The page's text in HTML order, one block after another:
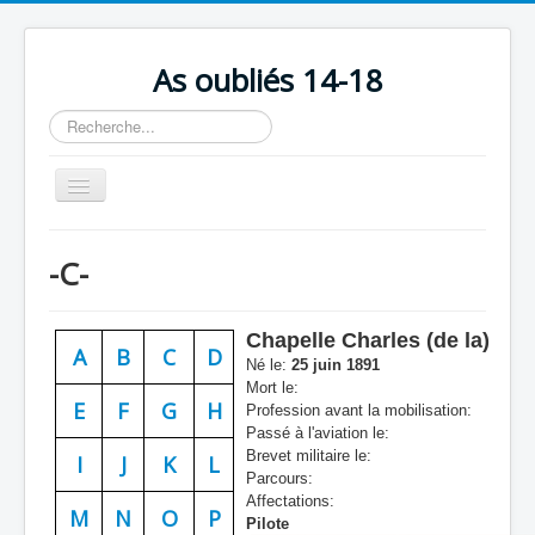
As oubliés 14-18
Rechercher
Basculer
la
Chronologie
Escadrilles
Organisation
Avions
Formation
Doctrines
-C-
A B C
D
E
F G
H
I
J K
L
M
N O
P
Chapelle Charles (de la)
Né le: 25 juin 1891
Mort le:
Profession avant la mobilisation:
Passé à l'aviation le:
Brevet militaire le:
Parcours:
Affectations:
Pilote